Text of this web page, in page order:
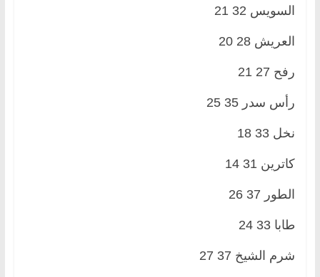
السويس 32 21
العريش 28 20
رفح 27 21
رأس سدر 35 25
نخل 33 18
كاترين 31 14
الطور 37 26
طابا 33 24
شرم الشيخ 37 27